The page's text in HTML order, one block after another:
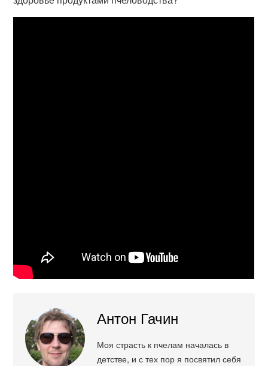
Антон Гачин
Моя страсть к пчелам началась в
детстве, и с тех пор я посвятил себя